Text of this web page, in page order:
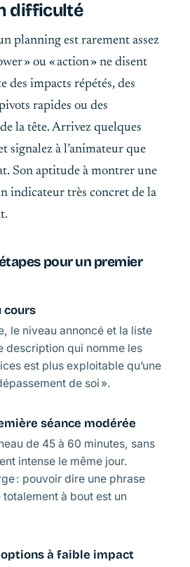
difficulté
planning est rarement assez
» ou « action » ne disent
des impacts répétés, des
rapides ou des
la tête. Arrivez quelques
signalez à l’animateur que
Son aptitude à montrer une
indicateur très concret de la
pour un premier
cours
le niveau annoncé et la liste
description qui nomme les
est plus exploitable qu’une
de soi ».
séance modérée
de 45 à 60 minutes, sans
intense le même jour.
: pouvoir dire une phrase
à bout est un
à faible impact